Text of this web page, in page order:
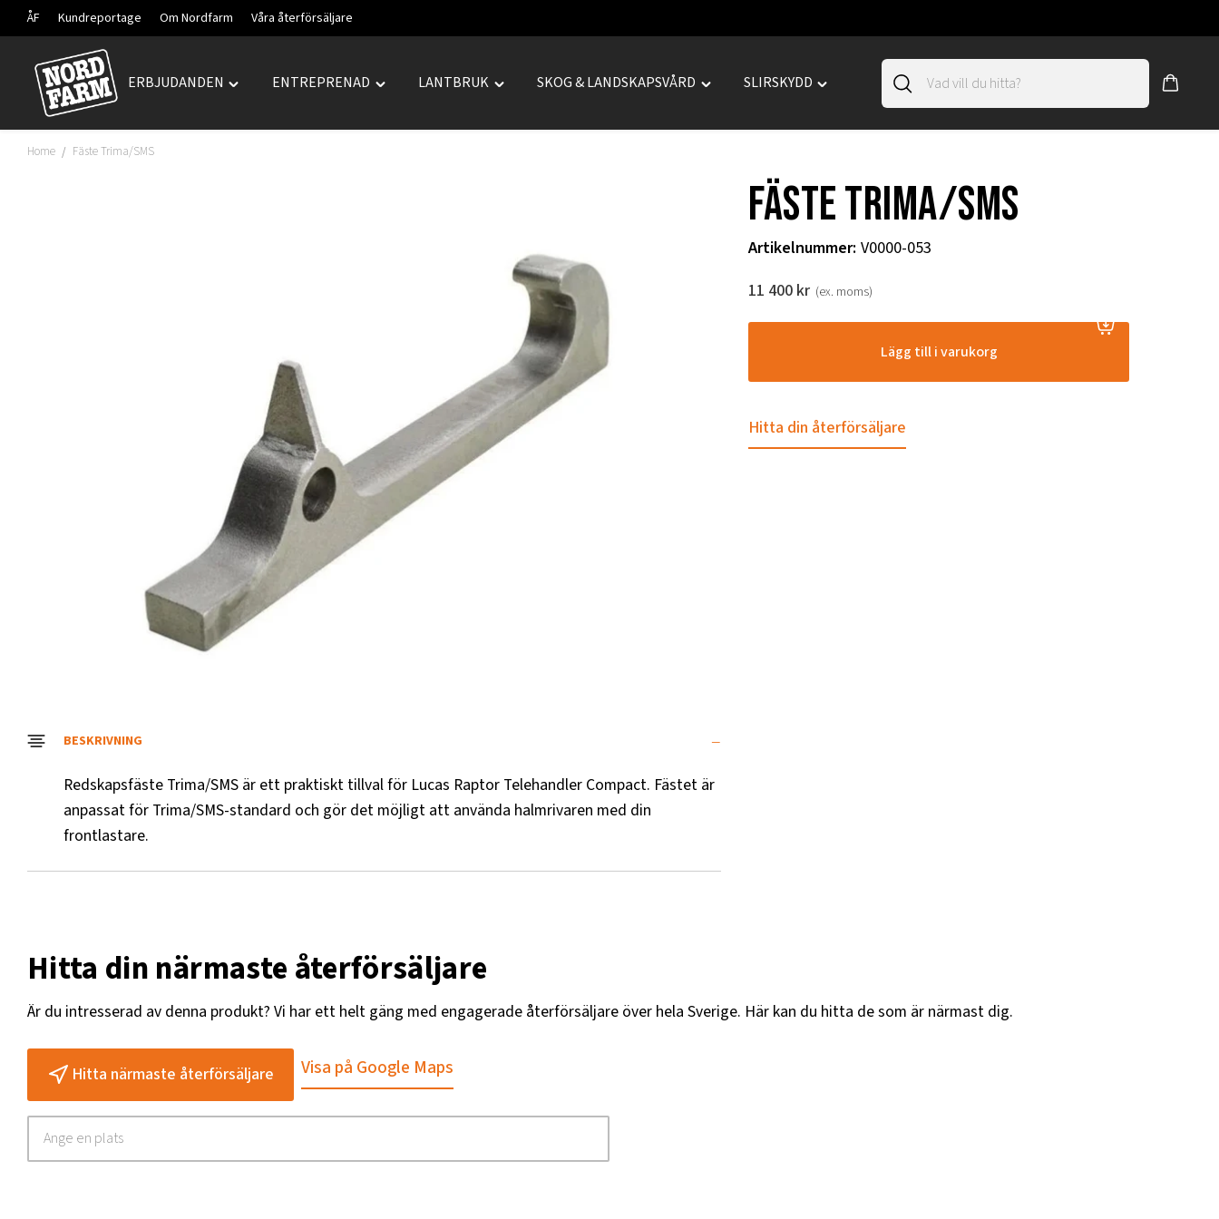
ÅF Kundreportage Om Nordfarm Våra återförsäljare
Hoppa
innehåll
ERBJUDANDEN
Toggle
ENTREPRENAD
Toggle
LANTBRUK
Toggle
SKOG & LANDSKAPSVÅRD
Toggle
SLIRSKYDD
Toggle
Home / Fäste Trima/SMS
Fäste Trima/SMS
Artikelnummer: V0000-053
11 400 kr (ex. moms)
Lägg till i varukorg
Hitta din återförsäljare
BESKRIVNING
Redskapsfäste Trima/SMS är ett praktiskt tillval för Lucas Raptor Telehandler Compact. Fästet är
anpassat för Trima/SMS-standard och gör det möjligt att använda halmrivaren med din
frontlastare.
Hitta din närmaste återförsäljare
Är du intresserad av denna produkt? Vi har ett helt gäng med engagerade återförsäljare över hela Sverige. Här kan du hitta de som är närmast dig.
Hitta närmaste återförsäljare Visa på Google Maps